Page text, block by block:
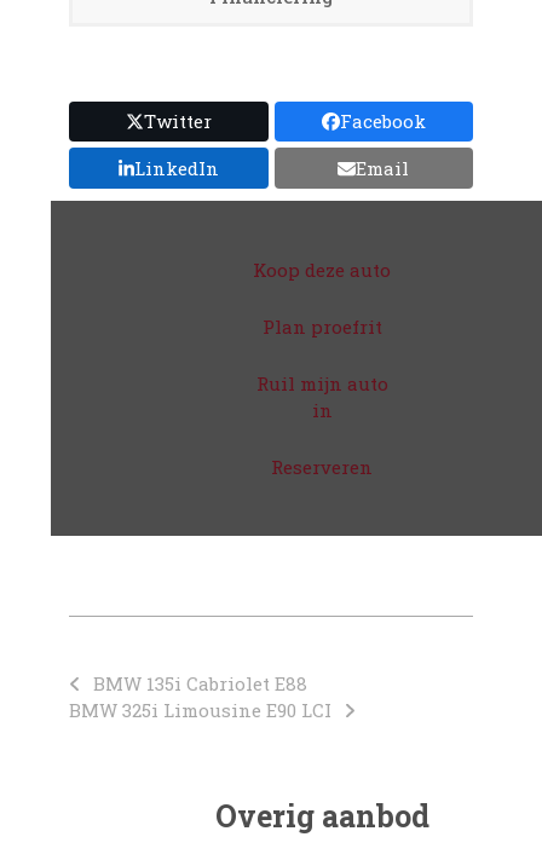
Twitter
Facebook
LinkedIn
Email
Koop deze auto
Plan proefrit
Ruil mijn auto
in
Reserveren
BMW 135i Cabriolet E88
BMW 325i Limousine E90 LCI
Overig aanbod